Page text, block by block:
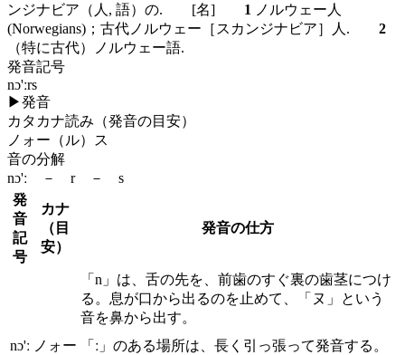
ンジナビア（人, 語）の. [名] 1 ノルウェー人
(Norwegians)；古代ノルウェー［スカンジナビア］人. 2
（特に古代）ノルウェー語.
発音記号
nɔ'ːrs
▶発音
カタカナ読み（発音の目安）
ノォー（ル）ス
音の分解
nɔ'ː － r － s
発
音
記
号
カナ
（目
安）
発音の仕方
nɔ'ː ノォー
「n」は、舌の先を、前歯のすぐ裏の歯茎につけ
る。息が口から出るのを止めて、「ヌ」という
音を鼻から出す。
「ː」のある場所は、長く引っ張って発音する。